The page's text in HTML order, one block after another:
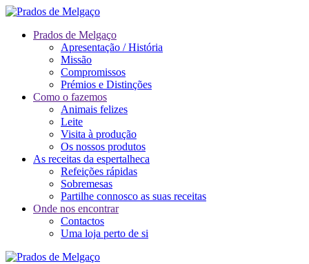
Prados de Melgaço
Apresentação / História
Missão
Compromissos
Prémios e Distinções
Como o fazemos
Animais felizes
Leite
Visita à produção
Os nossos produtos
As receitas da espertalheca
Refeições rápidas
Sobremesas
Partilhe connosco as suas receitas
Onde nos encontrar
Contactos
Uma loja perto de si